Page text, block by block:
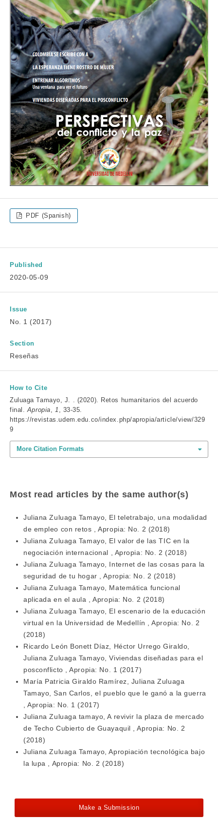
PDF (Spanish)
Published
2020-05-09
Issue
No. 1 (2017)
Section
Reseñas
How to Cite
Zuluaga Tamayo, J. . (2020). Retos humanitarios del acuerdo
final. Apropia 1 , 33-35.
https://revistas.udem.edu.co/index.php/apropia/article/view/329
9
More Citation Formats
Most read articles by the same author(s)
Juliana Zuluaga Tamayo, El teletrabajo, una modalidad
de empleo con retos
,Apropia: No. 2 (2018)
Juliana Zuluaga Tamayo, El valor de las TIC en la
negociación internacional
Apropia: No. 2 (2018)
Juliana Zuluaga Tamayo, Internet de las cosas para la
seguridad de tu hogar
,Apropia: No. 2 (2018)
Juliana Zuluaga Tamayo, Matemática funcional
aplicada en el aula
,Apropia: No. 2 (2018)
Juliana Zuluaga Tamayo, El escenario de la educación
virtual en la Universidad de Medellín
,Apropia: No. 2
(2018)
Ricardo León Bonett Díaz, Héctor Urrego Giraldo,
Juliana Zuluaga Tamayo,Viviendas diseñadas para el
posconflicto
,Apropia: No. 1 (2017)
María Patricia Giraldo Ramírez, Juliana Zuluaga
Tamayo, San Carlos, el pueblo que le ganó a la guerra
,Apropia: No. 1 (2017)
Juliana Zuluaga tamayo,A revivir la plaza de mercado
de Techo Cubierto de Guayaquil
,Apropia: No. 2
(2018)
Juliana Zuluaga Tamayo,Apropiación tecnológica bajo
la lupa
Apropia: No. 2 (2018)
Make a Submission